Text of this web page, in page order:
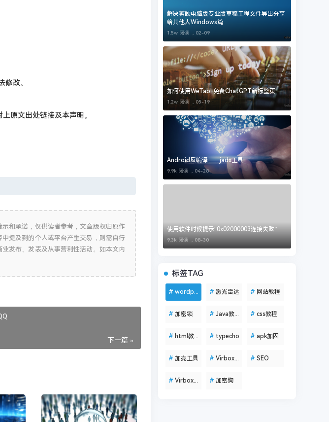
改。
原文出处链接及本声明。
和承诺，仅供读者参考，文章版权归原作
提及到的个人或平台产生交易，则需自行
发布、发表及从事营利性活动。如本文内
下一篇 »
解决剪映电脑版专业版草稿工程文件导出分享
给其他人Windows篇
1.5w 阅读 ， 02-09
如何使用WeTab-免费ChatGPT新标签页
1.2w 阅读 ， 05-19
Android反编译——jadx工具
9.9k 阅读 ， 04-28
使用软件时候提示“0x02000003连接失败”
9.3k 阅读 ， 08-30
标签TAG
# wordpress # 激光雷达 # 网站教程
# 加密锁 # Java教程 # css教程
# html教程 # typecho # apk加固
# 加壳工具 # VirboxLM # SEO
# VirboxProtector # 加密狗